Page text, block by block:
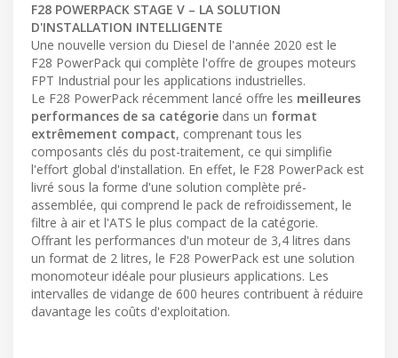
F28 POWERPACK STAGE V – LA SOLUTION
D'INSTALLATION INTELLIGENTE
Une nouvelle version du Diesel de l'année 2020 est le
F28 PowerPack qui complète l'offre de groupes moteurs
FPT Industrial pour les applications industrielles.
Le F28 PowerPack récemment lancé offre les meilleures
performances de sa catégorie dans un format
extrêmement compact, comprenant tous les
composants clés du post-traitement, ce qui simplifie
l'effort global d'installation. En effet, le F28 PowerPack est
livré sous la forme d'une solution complète pré-
assemblée, qui comprend le pack de refroidissement, le
filtre à air et l'ATS le plus compact de la catégorie.
Offrant les performances d'un moteur de 3,4 litres dans
un format de 2 litres, le F28 PowerPack est une solution
monomoteur idéale pour plusieurs applications. Les
intervalles de vidange de 600 heures contribuent à réduire
davantage les coûts d'exploitation.